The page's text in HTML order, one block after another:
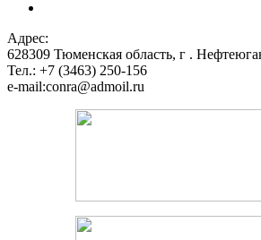
Адрес:
628309 Тюменская область, г .
Тел.: +7 (3463) 250-156
e-mail:conra@admoil.ru